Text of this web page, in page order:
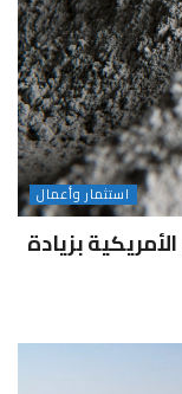
استثمار وأعمال
بزيادة